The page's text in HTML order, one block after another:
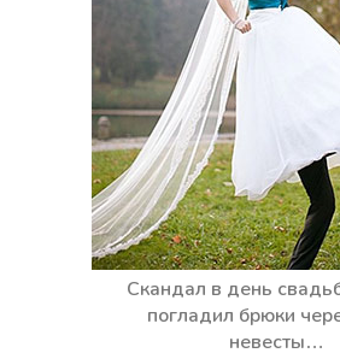
Скандал в день
погладил брюки
невесты…